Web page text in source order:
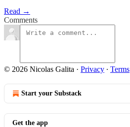
Read →
Comments
© 2026 Nicolas Galita · Privacy ∙ Terms
Start your Substack
Get the app